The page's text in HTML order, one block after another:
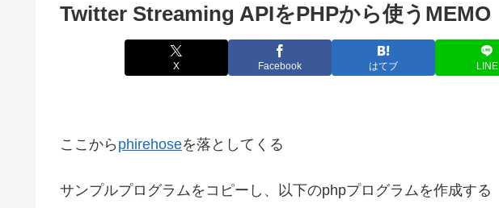
Twitter Streaming APIをPHPから使うMEMO
X Facebook はてブ LINE
ここから phirehoseを落としてくる
サンプルプログラムをコピーし、以下のphpプログラムを作成する